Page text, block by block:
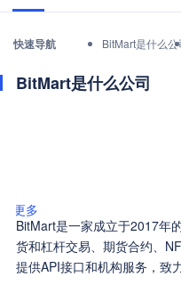
快速导航 BitMart是什么公
BitMart是什么公司
更多
BitMart是一家成立于2017年
货和杠杆交易、期货合约、
提供API接口和机构服务，致